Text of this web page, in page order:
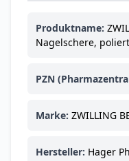
Produktname:
Nagelschere,
PZN
Marke: ZWILLING
Hersteller: Hager